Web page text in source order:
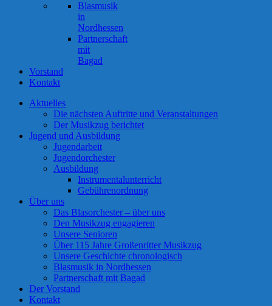
Blasmusik
in
Nordhessen
Partnerschaft
mit
Bagad
Vorstand
Kontakt
Aktuelles
Die nächsten Auftritte und Veranstaltungen
Der Musikzug berichtet
Jugend und Ausbildung
Jugendarbeit
Jugendorchester
Ausbildung
Instrumentalunterricht
Gebührenordnung
Über uns
Das Blasorchester – über uns
Den Musikzug engagieren
Unsere Senioren
Über 115 Jahre Großenritter Musikzug
Unsere Geschichte chronologisch
Blasmusik in Nordhessen
Partnerschaft mit Bagad
Der Vorstand
Kontakt